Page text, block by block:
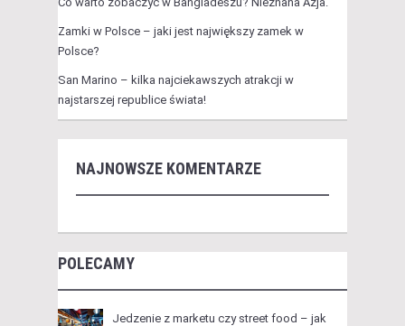
Zamki w Polsce – jaki jest największy zamek w
Polsce?
San Marino – kilka najciekawszych atrakcji w
najstarszej republice świata!
NAJNOWSZE KOMENTARZE
POLECAMY
Jedzenie z marketu czy street food – jak